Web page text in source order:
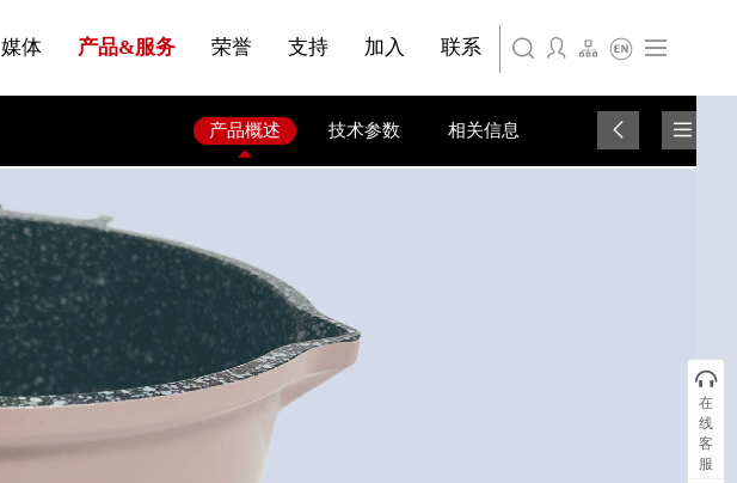
媒体
产品&服务 荣誉
支持
加入
联系
上海苏古德智能设备有限公司
English
产品概述 技术参数 相关信息
在
线
客
服